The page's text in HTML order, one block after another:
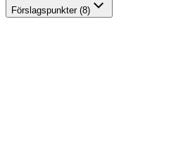
Förslagspunkter (8)